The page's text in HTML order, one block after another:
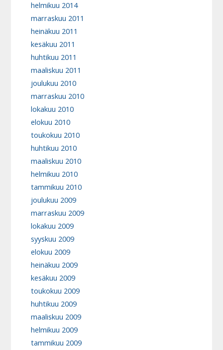
helmikuu 2014
marraskuu 2011
heinäkuu 2011
kesäkuu 2011
huhtikuu 2011
maaliskuu 2011
joulukuu 2010
marraskuu 2010
lokakuu 2010
elokuu 2010
toukokuu 2010
huhtikuu 2010
maaliskuu 2010
helmikuu 2010
tammikuu 2010
joulukuu 2009
marraskuu 2009
lokakuu 2009
syyskuu 2009
elokuu 2009
heinäkuu 2009
kesäkuu 2009
toukokuu 2009
huhtikuu 2009
maaliskuu 2009
helmikuu 2009
tammikuu 2009